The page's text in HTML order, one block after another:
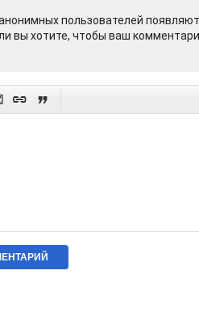
пользователей
вы хотите, чтобы ваш
 